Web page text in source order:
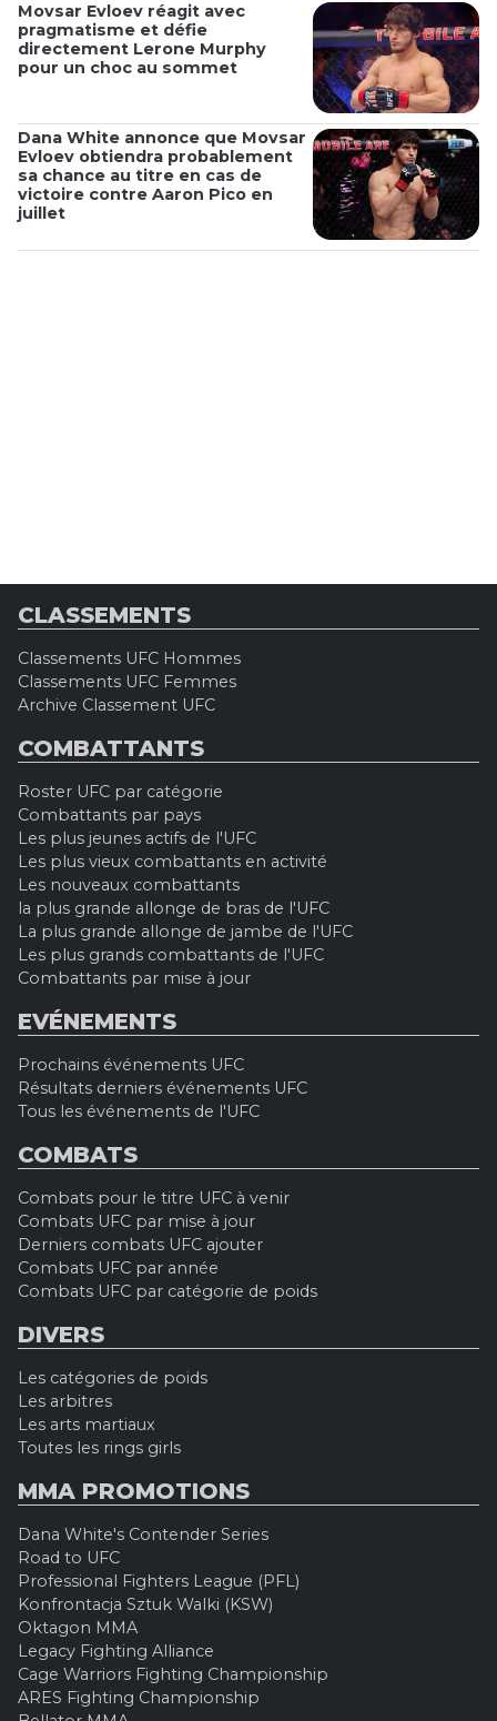
Movsar Evloev réagit avec
pragmatisme et défie
directement Lerone Murphy
pour un choc au sommet
Dana White annonce que Movsar
Evloev obtiendra probablement
sa chance au titre en cas de
victoire contre Aaron Pico en
juillet
CLASSEMENTS
Classements UFC Hommes
Classements UFC Femmes
Archive Classement UFC
COMBATTANTS
Roster UFC par catégorie
Combattants par pays
Les plus jeunes actifs de l'UFC
Les plus vieux combattants en activité
Les nouveaux combattants
la plus grande allonge de bras de l'UFC
La plus grande allonge de jambe de l'UFC
Les plus grands combattants de l'UFC
Combattants par mise à jour
EVÉNEMENTS
Prochains événements UFC
Résultats derniers événements UFC
Tous les événements de l'UFC
COMBATS
Combats pour le titre UFC à venir
Combats UFC par mise à jour
Derniers combats UFC ajouter
Combats UFC par année
Combats UFC par catégorie de poids
DIVERS
Les catégories de poids
Les arbitres
Les arts martiaux
Toutes les rings girls
MMA PROMOTIONS
Dana White's Contender Series
Road to UFC
Professional Fighters League (PFL)
Konfrontacja Sztuk Walki (KSW)
Oktagon MMA
Legacy Fighting Alliance
Cage Warriors Fighting Championship
ARES Fighting Championship